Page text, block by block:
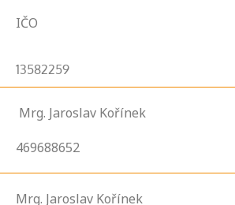
IČO
13582259
Mrg. Jaroslav Kořínek
469688652
Mrg. Jaroslav Kořínek